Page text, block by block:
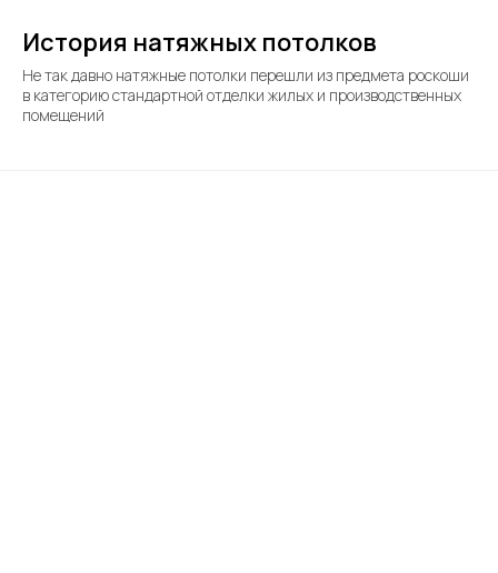
История натяжных потолков
Не так давно натяжные потолки перешли из предмета роскоши
в категорию стандартной отделки жилых и производственных
помещений